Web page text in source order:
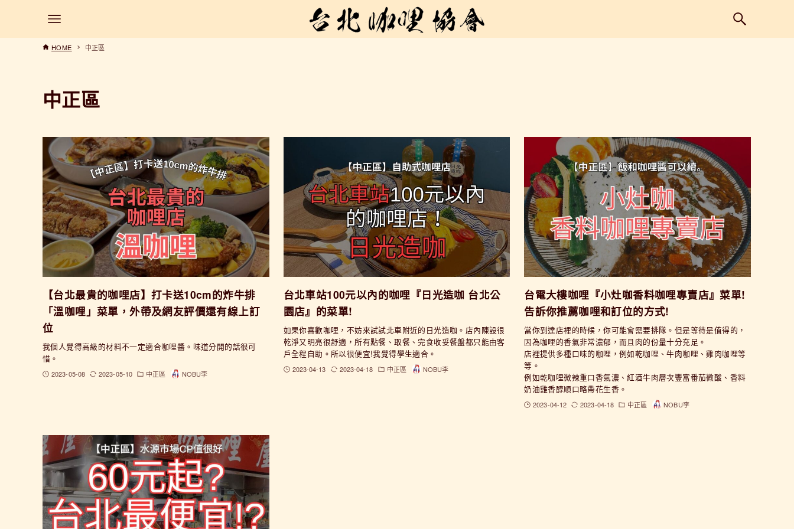
HOME 中正區
中正區
【台北最貴的咖哩店】打卡送10cm的炸牛排
「溫咖哩」菜單，外帶及網友評價還有線上訂
位
我個人覺得高級的材料不一定適合咖哩醬。味道分開的話很可
惜。
2023-05-08 2023-05-10 中正區 NOBU李
台北車站100元以內的咖哩『日光造咖 台北公
園店』的菜單!
如果你喜歡咖哩，不妨來試試北車附近的日光造咖。店內陳設很
乾淨又明亮很舒適，所有點餐、取餐、完食收妥餐盤都只能由客
戶全程自助。所以很便宜!我覺得學生適合。
2023-04-13 2023-04-18 中正區 NOBU李
台電大樓咖哩『小灶咖香料咖哩專賣店』菜單!
告訴你推薦咖哩和訂位的方式!
當你到達店裡的時候，你可能會需要排隊。但是等待是值得的，
因為咖哩的香氣非常濃郁，而且肉的份量十分充足。
店裡提供多種口味的咖哩，例如乾咖哩、牛肉咖哩、雞肉咖哩等
等。
例如乾咖哩微辣重口香氣濃、紅酒牛肉層次豐富番茄微酸、香料
奶油雞香醇順口略帶花生香。
2023-04-12 2023-04-18 中正區 NOBU李